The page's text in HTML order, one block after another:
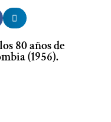
80 años de
(1956).
WhatsApp para recibir